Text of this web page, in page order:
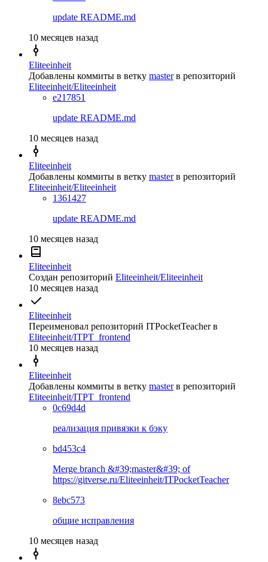
update README.md
10 месяцев назад
Eliteeinheit
Добавлены коммиты в ветку master в репозиторий
Eliteeinheit/Eliteeinheit
e217851
update README.md
10 месяцев назад
Eliteeinheit
Добавлены коммиты в ветку master в репозиторий
Eliteeinheit/Eliteeinheit
1361427
update README.md
10 месяцев назад
Eliteeinheit
Создан репозиторий Eliteeinheit/Eliteeinheit
10 месяцев назад
Eliteeinheit
Переименовал репозиторий ITPocketTeacherв
Eliteeinheit/ITPT_frontend
10 месяцев назад
Eliteeinheit
Добавлены коммиты в ветку master в репозиторий
Eliteeinheit/ITPT_frontend
0c69d4d
реализация привязки к бэку
bd453c4
Merge branch &#39;master&#39; of
https://gitverse.ru/Eliteeinheit/ITPocketTeacher
8ebc573
общие исправления
10 месяцев назад